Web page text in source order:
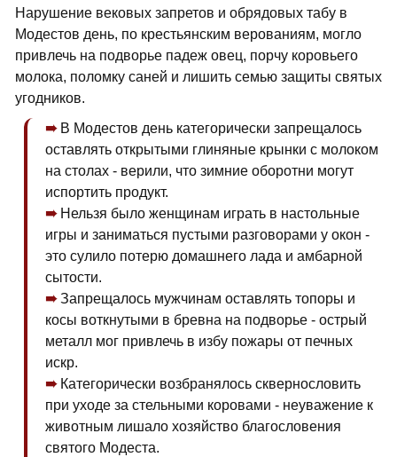
Нарушение вековых запретов и обрядовых табу в
Модестов день, по крестьянским верованиям, могло
привлечь на подворье падеж овец, порчу коровьего
молока, поломку саней и лишить семью защиты святых
угодников.
В Модестов день категорически запрещалось
оставлять открытыми глиняные крынки с молоком
на столах - верили, что зимние оборотни могут
испортить продукт.
Нельзя было женщинам играть в настольные
игры и заниматься пустыми разговорами у окон -
это сулило потерю домашнего лада и амбарной
сытости.
Запрещалось мужчинам оставлять топоры и
косы воткнутыми в бревна на подворье - острый
металл мог привлечь в избу пожары от печных
искр.
Категорически возбранялось сквернословить
при уходе за стельными коровами - неуважение к
животным лишало хозяйство благословения
святого Модеста.